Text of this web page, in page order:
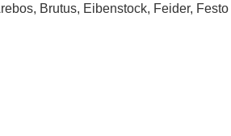
Brutus, Eibenstock, Feider,